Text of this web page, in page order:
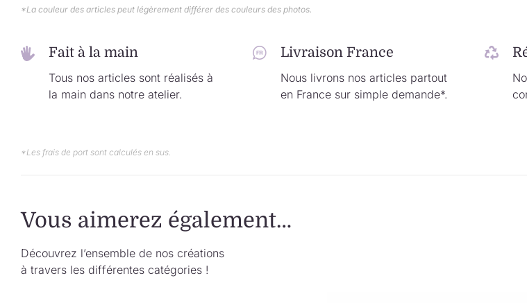
*La couleur des articles peut légèrement différer des couleurs des photos.
Fait à la main
Tous nos articles sont réalisés à
la main dans notre atelier.
Livraison France
Nous livrons nos articles partout
en France sur simple demande*.
*Les frais de port sont calculés en sus.
Vous aimerez également…
Découvrez l’ensemble de nos créations
à travers les différentes catégories !